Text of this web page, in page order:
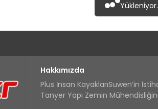
Hakkımızda
Plus İnsan KayaklarıSuwen’in
Tanyer Yapı Zemin